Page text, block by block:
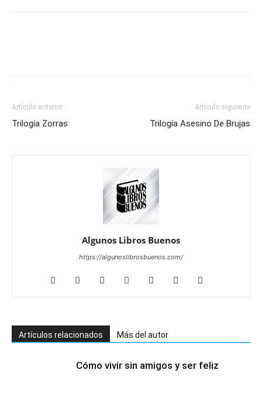
Artículo anterior
Trilogía Zorras
Artículo siguiente
Trilogía Asesino De Brujas
Algunos Libros Buenos
https://algunoslibrosbuenos.com/
Artículos relacionados Más del autor
Cómo vivir sin amigos y ser feliz